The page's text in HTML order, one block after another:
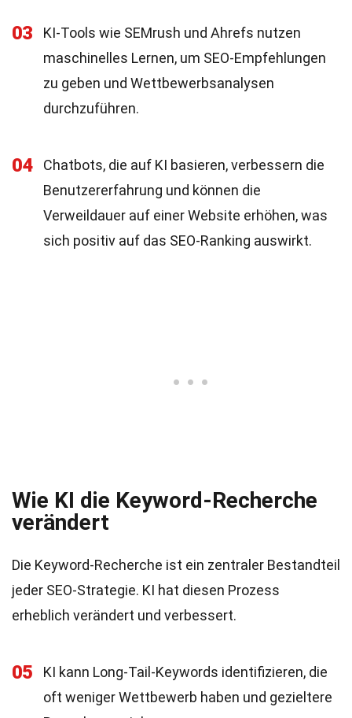
03
KI-Tools wie SEMrush und Ahrefs nutzen
maschinelles Lernen, um SEO-Empfehlungen
zu geben und Wettbewerbsanalysen
durchzuführen.
04
Chatbots, die auf KI basieren, verbessern die
Benutzererfahrung und können die
Verweildauer auf einer Website erhöhen, was
sich positiv auf das SEO-Ranking auswirkt.
Wie KI die Keyword-Recherche
verändert
Die Keyword-Recherche ist ein zentraler Bestandteil
jeder SEO-Strategie. KI hat diesen Prozess
erheblich verändert und verbessert.
05
KI kann Long-Tail-Keywords identifizieren, die
oft weniger Wettbewerb haben und gezieltere